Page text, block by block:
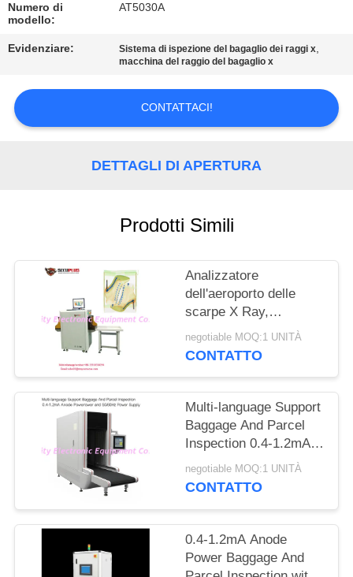
NOTIZIE
CITAZIONE
PRIVACY
POLICY
Numero di
modello:
AT5030A
Evidenziare: Sistema di ispezione del bagaglio dei raggi x,
macchina del raggio del bagaglio x
CONTATTACI!
DETTAGLI DI APERTURA
Prodotti Simili
Analizzatore
dell'aeroporto delle
scarpe X Ray,
attrezzatura di
scansione di sicurezza
negotiable MOQ:1 UNITÀ
CONTATTO
Multi-language Support
Baggage And Parcel
Inspection 0.4-1.2mA
Anode Power and
50/60Hz Power Supply
negotiable MOQ:1 UNITÀ
CONTATTO
0.4-1.2mA Anode
Power Baggage And